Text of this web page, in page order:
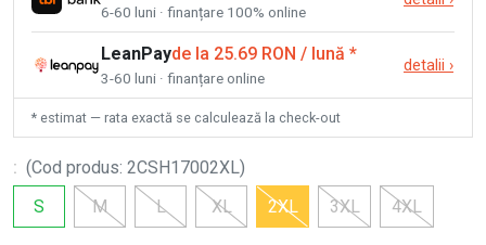
6-60 luni · finanțare 100% online
LeanPayde la 25.69 RON / lună *
3-60 luni · finanțare online
detalii ›
* estimat — rata exactă se calculează la check-out
: (Cod produs: 2CSH17002XL)
S
M L XL 2XL 3XL 4XL